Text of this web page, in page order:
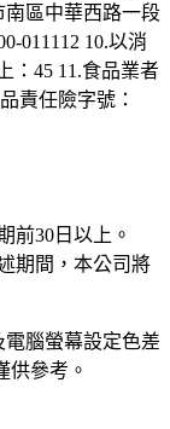
區中華西路一段
011112 10.以消
：45 11.食品業者
責任險字號：
前30 日以上。
期間，本公司將
腦螢幕設定色差
供參考。